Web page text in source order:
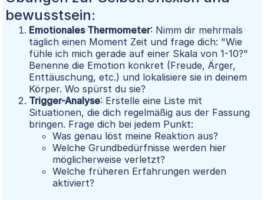
bewusstsein:
Emotionales Thermometer: Nimm dir mehrmals
täglich einen Moment Zeit und frage dich: "Wie
fühle ich mich gerade auf einer Skala von 1-10?"
Benenne die Emotion konkret (Freude, Ärger,
Enttäuschung, etc.) und lokalisiere sie in deinem
Körper. Wo spürst du sie?
Trigger-Analyse: Erstelle eine Liste mit
Situationen, die dich regelmäßig aus der Fassung
bringen. Frage dich bei jedem Punkt:
Was genau löst meine Reaktion aus?
Welche Grundbedürfnisse werden hier
möglicherweise verletzt?
Welche früheren Erfahrungen werden
aktiviert?